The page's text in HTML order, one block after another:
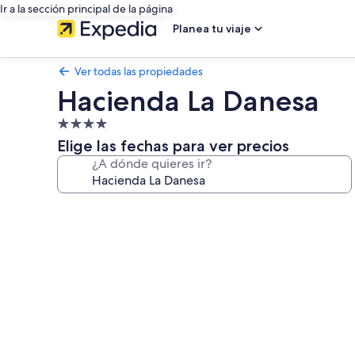
Ir a la sección principal de la página
Planea tu viaje
Ver todas las propiedades
Hacienda La Danesa
Propiedad
de
4.0
estrellas
Elige las fechas para ver precios
¿A dónde quieres ir?